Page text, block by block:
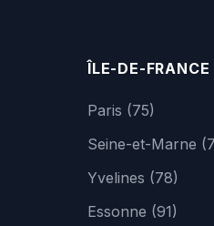
ÎLE-DE-FRANCE
Paris (75)
Seine-et-Marne
Yvelines (78)
Essonne (91)